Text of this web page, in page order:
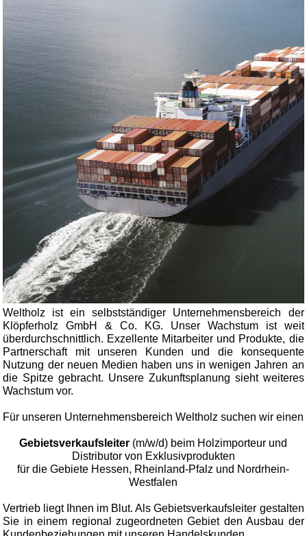
Weltholz ist ein selbstständiger Unternehmensbereich der
Klöpferholz GmbH & Co. KG. Unser Wachstum ist weit
überdurchschnittlich. Exzellente Mitarbeiter und Produkte, die
Partnerschaft mit unseren Kunden und die konsequente
Nutzung der neuen Medien haben uns in wenigen Jahren an
die Spitze gebracht. Unsere Zukunftsplanung sieht weiteres
Wachstum vor.
Für unseren Unternehmensbereich Weltholz suchen wir einen
Gebietsverkaufsleiter (m/w/d) beim Holzimporteur und
Distributor von Exklusivprodukten
für die Gebiete Hessen, Rheinland-Pfalz und Nordrhein-
Westfalen
Vertrieb liegt Ihnen im Blut. Als Gebietsverkaufsleiter gestalten
Sie in einem regional zugeordneten Gebiet den Ausbau der